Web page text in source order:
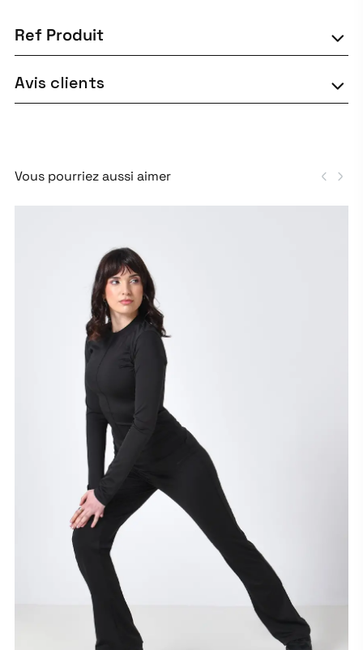
Ref Produit
Avis clients
Vous pourriez aussi aimer